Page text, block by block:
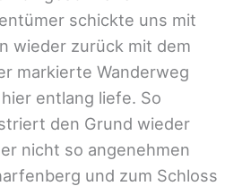
schickte uns mit
wieder zurück mit dem
markierte Wanderweg
entlang liefe. So
den Grund wieder
nicht so angenehmen
und zum Schloss